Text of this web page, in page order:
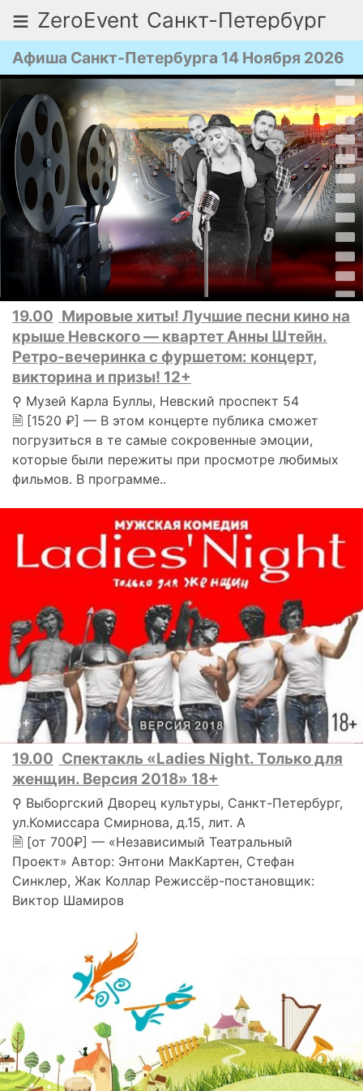
≡ ZeroEvent Санкт-Петербург
Афиша Санкт-Петербурга 14 Ноября 2026
19.00 Мировые хиты! Лучшие песни кино на
крыше Невского — квартет Анны Штейн.
Ретро-вечеринка с фуршетом: концерт,
викторина и призы! 12+
⚲ Музей Карла Буллы, Невский проспект 54
🗎 [1520 ₽] — В этом концерте публика сможет
погрузиться в те самые сокровенные эмоции,
которые были пережиты при просмотре любимых
фильмов. В программе..
19.00 Спектакль «Ladies Night. Только для
женщин. Версия 2018» 18+
⚲ Выборгский Дворец культуры, Санкт-Петербург,
ул.Комиссара Смирнова, д.15, лит. А
🗎 [от 700₽] — «Независимый Театральный
Проект» Автор: Энтони МакКартен, Стефан
Синклер, Жак Коллар Режиссёр-постановщик:
Виктор Шамиров